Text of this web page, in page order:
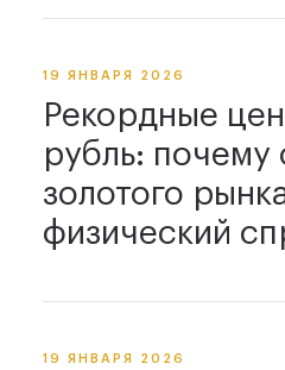
19 ЯНВАРЯ 2026
Рекордные
рубль: почему
золотого
физический
19 ЯНВАРЯ 2026